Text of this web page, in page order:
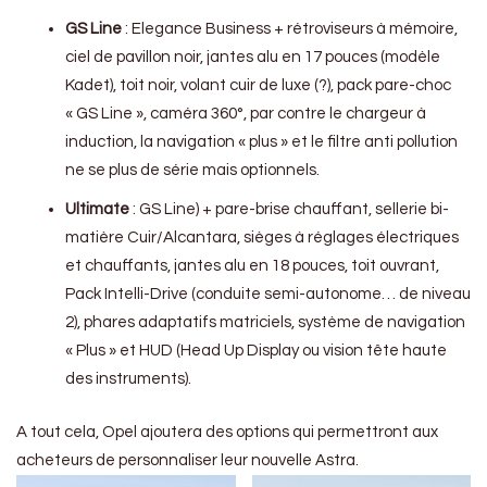
GS Line : Elegance Business + rétroviseurs à mémoire,
ciel de pavillon noir, jantes alu en 17 pouces (modèle
Kadet), toit noir, volant cuir de luxe (?), pack pare-choc
« GS Line », caméra 360°, par contre le chargeur à
induction, la navigation « plus » et le filtre anti pollution
ne se plus de série mais optionnels.
Ultimate : GS Line) + pare-brise chauffant, sellerie bi-
matière Cuir/Alcantara, sièges à réglages électriques
et chauffants, jantes alu en 18 pouces, toit ouvrant,
Pack Intelli-Drive (conduite semi-autonome… de niveau
2), phares adaptatifs matriciels, système de navigation
« Plus » et HUD (Head Up Display ou vision tête haute
des instruments).
A tout cela, Opel ajoutera des options qui permettront aux
acheteurs de personnaliser leur nouvelle Astra.